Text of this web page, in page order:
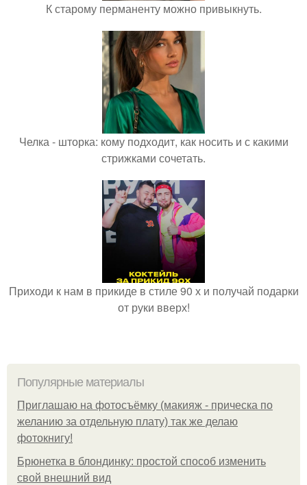
К старому перманенту можно привыкнуть.
Челка - шторка: кому подходит, как носить и с какими
стрижками сочетать.
Приходи к нам в прикиде в стиле 90 х и получай подарки
от руки вверх!
Популярные материалы
Приглашаю на фотосъёмку (макияж - прическа по
желанию за отдельную плату) так же делаю
фотокнигу!
Брюнетка в блондинку: простой способ изменить
свой внешний вид